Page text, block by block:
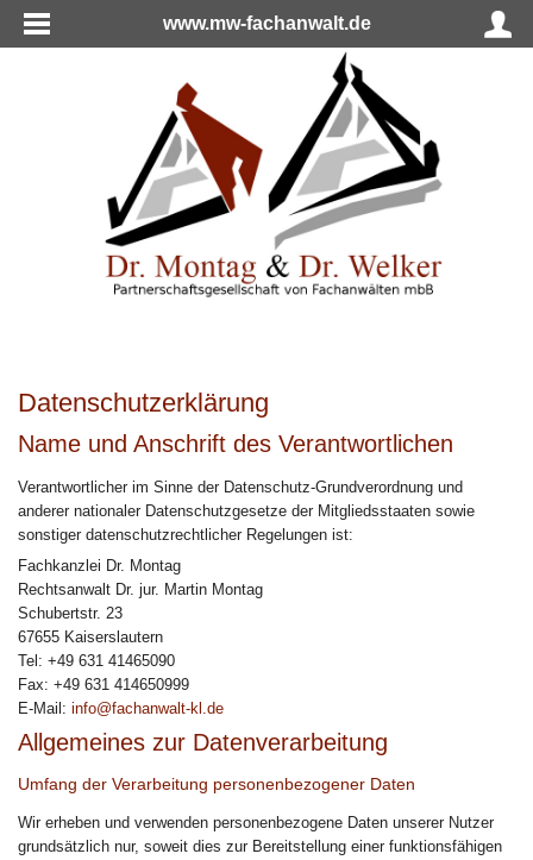
www.mw-fachanwalt.de
Datenschutzerklärung
Name und Anschrift des Verantwortlichen
Verantwortlicher im Sinne der Datenschutz-Grundverordnung und
anderer nationaler Datenschutzgesetze der Mitgliedsstaaten sowie
sonstiger datenschutzrechtlicher Regelungen ist:
Fachkanzlei Dr. Montag
Rechtsanwalt Dr. jur. Martin Montag
Schubertstr. 23
67655 Kaiserslautern
Tel: +49 631 41465090
Fax: +49 631 414650999
E-Mail: info@fachanwalt-kl.de
Allgemeines zur Datenverarbeitung
Umfang der Verarbeitung personenbezogener Daten
Wir erheben und verwenden personenbezogene Daten unserer Nutzer
grundsätzlich nur, soweit dies zur Bereitstellung einer funktionsfähigen